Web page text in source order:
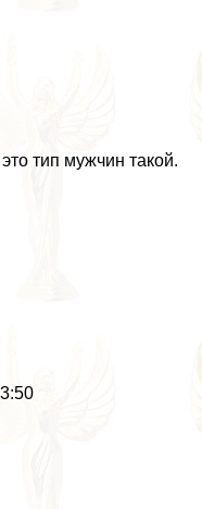
тип мужчин такой.